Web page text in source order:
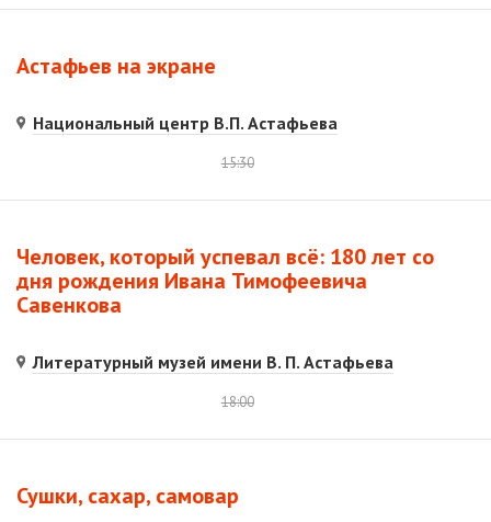
Астафьев на экране
Национальный центр В.П. Астафьева
15:30
Человек, который успевал всё: 180 лет со
дня рождения Ивана Тимофеевича
Савенкова
Литературный музей имени В. П. Астафьева
18:00
Сушки, сахар, самовар